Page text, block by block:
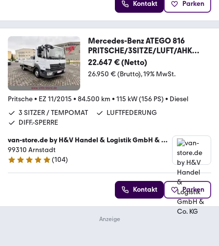
Kontakt Parken
Mercedes-Benz ATEGO 816
PRITSCHE/3SITZE/LUFT/AHK
3.5T/DIFFSP.
22.647 € (Netto)
26.950 € (Brutto) 19% MwSt.
Pritsche• EZ 11/2015 • 84.500 km • 115 kW (156 PS) • Diesel
3 SITZER / TEMPOMAT
LUFTFEDERUNG
DIFF.-SPERRE
van-store.de by H&V Handel & Logistik GmbH & Co.
KG
99310 Arnstadt
4.9 Sterne
(104)
Kontakt Parken